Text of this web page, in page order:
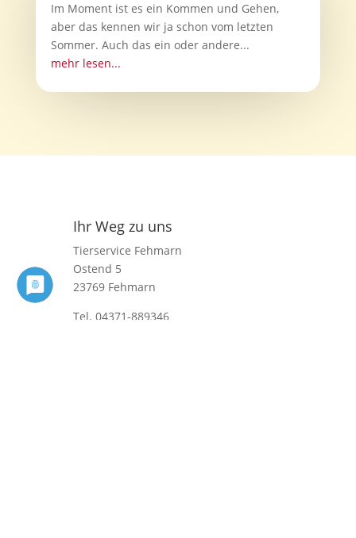
Im Moment ist es ein Kommen und Gehen,
aber das kennen wir ja schon vom letzten
Sommer. Auch das ein oder andere...
mehr lesen...
Ihr Weg zu uns
Tierservice Fehmarn
Ostend 5
23769 Fehmarn
Tel. 04371-889346